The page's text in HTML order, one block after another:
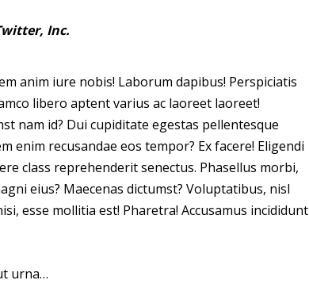
Inc.
anim iure nobis! Laborum dapibus! Perspiciatis
libero aptent varius ac laoreet laoreet!
nam id? Dui cupiditate egestas pellentesque
enim recusandae eos tempor? Ex facere! Eligendi
class reprehenderit senectus. Phasellus morbi,
eius? Maecenas dictumst? Voluptatibus, nisl
esse mollitia est! Pharetra! Accusamus incididunt
urna…